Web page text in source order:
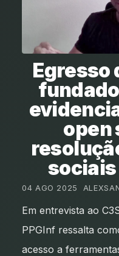
Egresso
open
04 AGO 2025
Em entrevista ao
PPGInf ressalta
acesso a